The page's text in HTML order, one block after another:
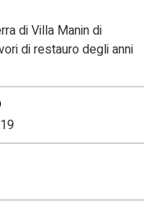
di Villa Manin di
di restauro degli anni